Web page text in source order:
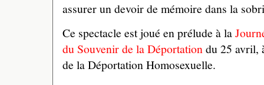
assurer un devoir de mémoire dans la
Ce spectacle est joué en prélude à la
du Souvenir de la Déportationdu 25 avril,
de la Déportation Homosexuelle.